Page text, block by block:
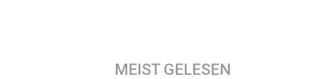
MEIST GELESEN